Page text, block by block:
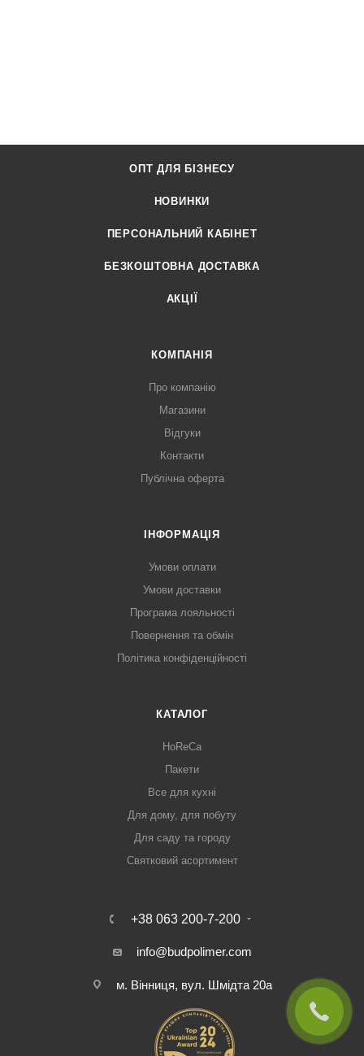
ОПТ ДЛЯ БІЗНЕСУ
НОВИНКИ
ПЕРСОНАЛЬНИЙ КАБІНЕТ
БЕЗКОШТОВНА ДОСТАВКА
АКЦІЇ
КОМПАНІЯ
Про компанію
Магазини
Відгуки
Контакти
Публічна оферта
ІНФОРМАЦІЯ
Умови оплати
Умови доставки
Програма лояльності
Повернення та обмін
Політика конфіденційності
КАТАЛОГ
HoReCa
Пакети
Все для кухні
Для дому, для побуту
Для саду та городу
Святковий асортимент
+38 063 200-7-200
info@budpolimer.com
м. Вінниця, вул. Шмідта 20а